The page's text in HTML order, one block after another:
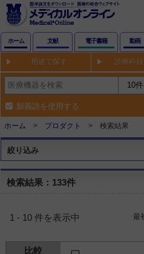
ホーム 文献 電子書籍 動画
用途で探す 診療科
類義語を使用する
ホーム プロダクト 検索結果
絞り込み
検索結果：133件
1 - 10 件を表示中 最